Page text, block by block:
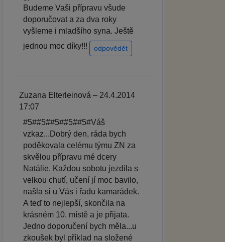
Budeme Vaši přípravu všude
doporučovat a za dva roky
vyšleme i mladšího syna. Ještě
jednou moc díky!!!
odpovědět
Zuzana Elterleinová – 24.4.2014
17:07
#5##5##5##5##5#Váš
vzkaz...Dobrý den, ráda bych
poděkovala celému týmu ZN za
skvělou přípravu mé dcery
Natálie. Každou sobotu jezdila s
velkou chutí, učení jí moc bavilo,
našla si u Vás i řadu kamarádek.
A teď to nejlepší, skončila na
krásném 10. místě a je přijata.
Jedno doporučení bych měla...u
zkoušek byl příklad na složené